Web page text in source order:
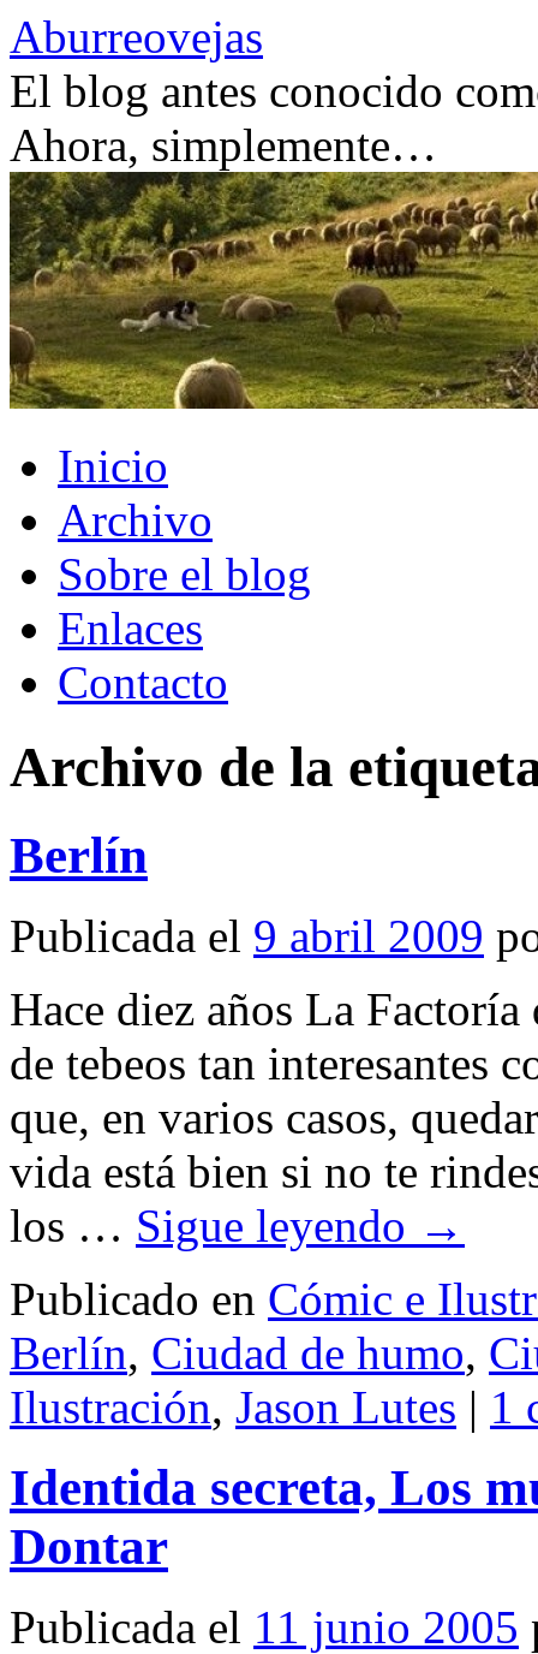
Saltar
al
contenido
Aburreovejas
El blog antes conocido
Ahora, simplemente…
Inicio
Archivo
Sobre el blog
Enlaces
Contacto
Archivo de la
Berlín
Publicada el 9 abril 2009
Hace diez años La Factoría
de tebeos tan interesantes
que, en varios casos,
vida está bien si no te
los … Sigue leyendo →
Publicado en Cómic e
Berlín, Ciudad de humo,
Ilustración, Jason Lutes | 1
Identida secreta, Los
Dontar
Publicada el 11 junio 2005